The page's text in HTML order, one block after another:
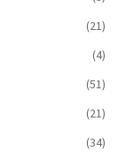
(21)
(4)
(51)
(21)
(34)